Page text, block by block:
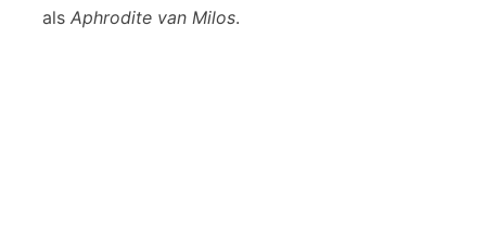
als Aphrodite van Milos.